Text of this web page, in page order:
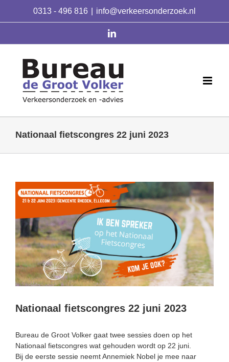
0313 - 496 816 info@verkeersonderzoek.nl
linkedin
Nationaal fietscongres 22 juni 2023
grotere
Nationaal fietscongres 22 juni 2023
Bureau de Groot Volker gaat twee sessies doen op het
Nationaal fietscongres wat gehouden wordt op 22 juni.
Bij de eerste sessie neemt Annemiek Nobel je mee naar